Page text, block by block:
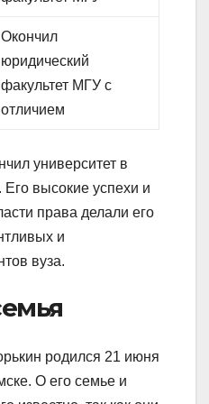
Окончил
юридический
факультет МГУ с
отличием
университет в
Его высокие успехи и
права делали его
и
вуза.
родился 21 июня
О его семье и